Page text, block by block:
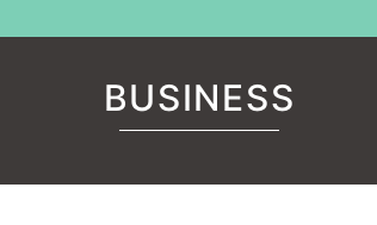
BUSINESS